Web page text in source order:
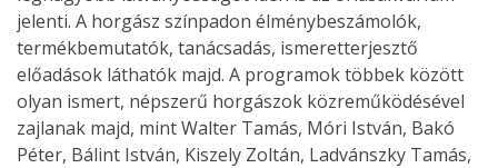
jelenti. A horgász színpadon élménybeszámolók,
termékbemutatók, tanácsadás, ismeretterjesztő
előadások láthatók majd. A programok többek között
olyan ismert, népszerű horgászok közreműködésével
zajlanak majd, mint Walter Tamás, Móri István, Bakó
Péter, Bálint István, Kiszely Zoltán, Ladvánszky Tamás,